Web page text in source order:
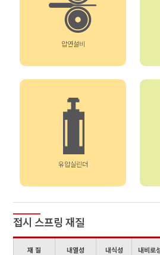
압연설비
유압실린더
접시 스프링 재질
재 질 내열성 내식성 내비로